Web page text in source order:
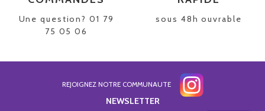
Une question? 01 79
75 05 06
sous 48h ouvrable
REJOIGNEZ NOTRE COMMUNAUTE
NEWSLETTER